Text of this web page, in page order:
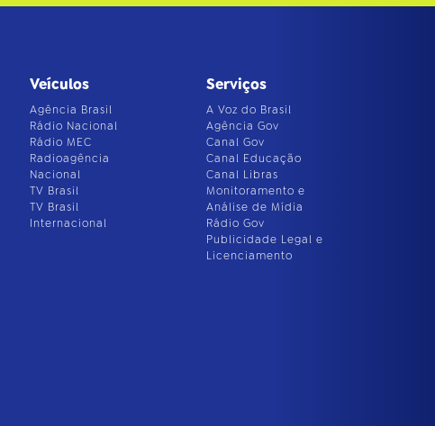
Veículos
Agência Brasil
Rádio Nacional
Rádio MEC
Radioagência
Nacional
TV Brasil
TV Brasil
Internacional
Serviços
A Voz do Brasil
Agência Gov
Canal Gov
Canal Educação
Canal Libras
Monitoramento e
Análise de Mídia
Rádio Gov
Publicidade Legal e
Licenciamento